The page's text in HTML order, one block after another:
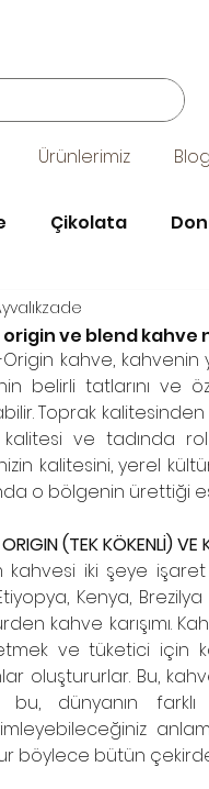
Ürünlerimiz Blog
Çikolata
kahvehane
ve Nişan Çikolatası
origin ve blend kahve
Origin kahve,
belirli tatlarını ve
Toprak
ve tadında
kalitesini, yerel
o bölgenin ürettiği
(TEK KÖKENLİ) VE
kahvesi iki şeye
Kenya,
kahve karışımı.
ve tüketici için
oluştururlar. Bu,
bu, dünyanın
böylece bütün